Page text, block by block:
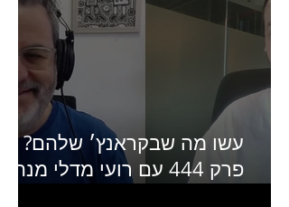
עשו מה שבקראנץ׳ שלהם?
פרק 444 עם רועי מדלי מנהל